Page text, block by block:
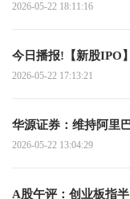
2026-05-22 18:11:16
今日播报!【新股IPO
2026-05-22 17:13:21
华源证券：维持阿里
2026-05-22 13:04:29
A股午评：创业板指